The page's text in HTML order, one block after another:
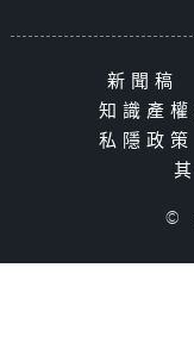
新聞稿
知識產
私隱政策
©